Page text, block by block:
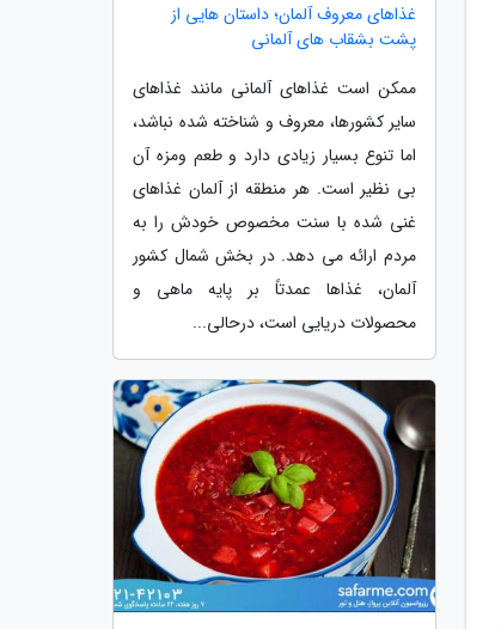
غذاهای معروف آلمان؛ داستان هایی از
پشت بشقاب های آلمانی
ممکن است غذاهای آلمانی مانند غذاهای
سایر کشورها، معروف و شناخته شده نباشد،
اما تنوع بسیار زیادی دارد و طعم ومزه آن
بی نظیر است. هر منطقه از آلمان غذاهای
غنی شده با سنت مخصوص خودش را به
مردم ارائه می دهد. در بخش شمال کشور
آلمان، غذاها عمدتاً بر پایه ماهی و
محصولات دریایی است، درحالی...